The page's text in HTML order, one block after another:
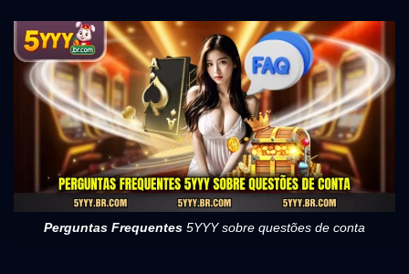
Perguntas Frequentes 5YYY sobre questões de conta